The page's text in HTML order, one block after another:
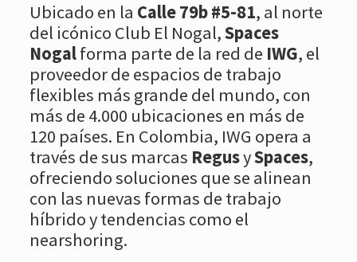
Ubicado en la Calle 79b #5-81, al norte
del icónico Club El Nogal,Spaces
Nogalforma parte de la red de IWG, el
proveedor de espacios de trabajo
flexibles más grande del mundo, con
más de 4.000 ubicaciones en más de
120 países. En Colombia, IWG opera a
través de sus marcas RegusySpaces,
ofreciendo soluciones que se alinean
con las nuevas formas de trabajo
híbrido y tendencias como el
nearshoring.